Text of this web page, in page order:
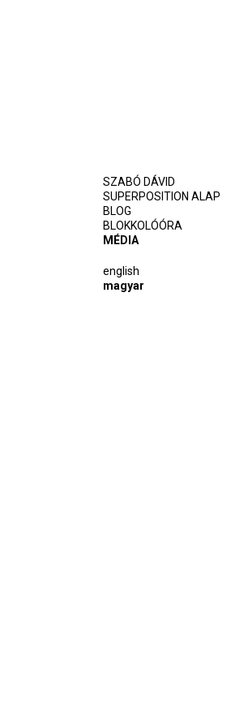
SZABÓ DÁVID
SUPERPOSITION ALAP
BLOG
BLOKKOLÓÓRA
MÉDIA
english
magyar